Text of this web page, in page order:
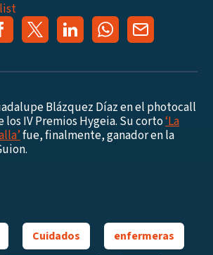
Blázquez Díaz en el photocall
los IV Premios Hygeia. Su corto‘La
fue, finalmente, ganador en la
Cuidados enfermeras